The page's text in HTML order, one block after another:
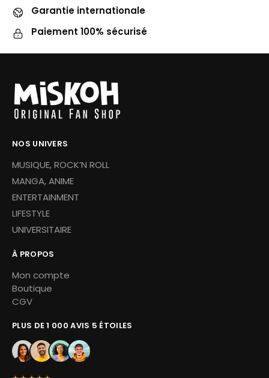
Garantie internationale
Paiement 100% sécurisé
NOS UNIVERS
MUSIQUE, ROCK’N ROLL
MANGA, ANIME
ENTERTAINMENT
LIFESTYLE
UNIVERSITAIRE
À PROPOS
Mon compte
Boutique
CGV
PLUS DE 1 000 AVIS 5 ÉTOILES